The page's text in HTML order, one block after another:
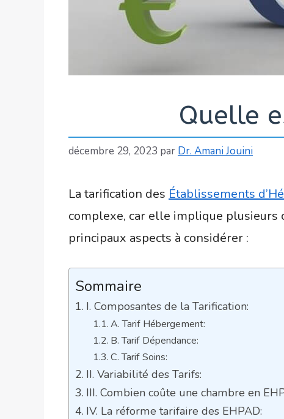
Quelle
décembre 29, 2023 par Dr. Amani Jouini
La tarification des Établissements
complexe, car elle implique plusieurs
principaux aspects à considérer :
Sommaire
I. Composantes de la Tarification:
A. Tarif Hébergement:
B. Tarif Dépendance:
C. Tarif Soins:
II. Variabilité des Tarifs:
III. Combien coûte une chambre en
IV. La réforme tarifaire des EHPAD: